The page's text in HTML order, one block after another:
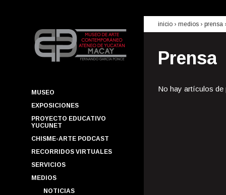
MUSEO
EXPOSICIONES
PROYECTO EDUCATIVO
YUCUNET
CHISME-ARTE PODCAST
RECORRIDOS VIRTUALES
SERVICIOS
MEDIOS
NOTICIAS
inicio › medios › prensa
Prensa
No hay artículos de